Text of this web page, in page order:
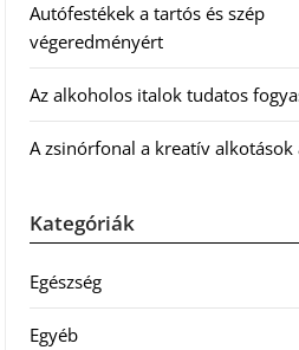
Autófestékek a tartós és szép
végeredményért
Az alkoholos italok tudatos
A zsinórfonal a kreatív alkotások
Kategóriák
Egészség
Egyéb